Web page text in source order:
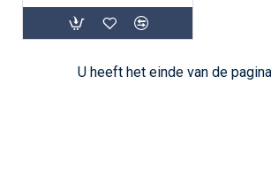
U heeft het einde van de